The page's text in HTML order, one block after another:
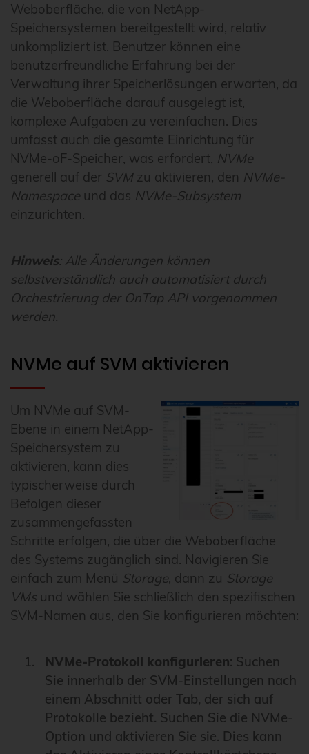
Weboberfläche, die von NetApp-
Speichersystemen bereitgestellt wird, relativ
unkompliziert ist. Benutzer können eine
benutzerfreundliche Erfahrung bei der
Verwaltung ihrer Speicherlösungen erwarten, da
die Weboberfläche darauf ausgelegt ist,
komplexe Aufgaben zu vereinfachen. Dies
umfasst auch die gesamte Einrichtung für
NVMe-oF-Speicher, was erfordert, NVMe
generell auf der SVMzu aktivieren, den NVMe-
Namespace und das NVMe-Subsystem
einzurichten.
Hinweis: Alle Änderungen können
selbstverständlich auch automatisiert durch
Orchestrierung der OnTap API vorgenommen
werden.
NVMe auf SVM aktivieren
Um NVMe auf SVM-
Ebene in einem NetApp-
Speichersystem zu
aktivieren, kann dies
typischerweise durch
Befolgen dieser
zusammengefassten
Schritte erfolgen, die über die Weboberfläche
des Systems zugänglich sind. Navigieren Sie
einfach zum Menü Storage, dann zu Storage
VMs und wählen Sie schließlich den spezifischen
SVM-Namen aus, den Sie konfigurieren möchten:
NVMe-Protokoll konfigurieren: Suchen
Sie innerhalb der SVM-Einstellungen nach
einem Abschnitt oder Tab, der sich auf
Protokolle bezieht. Suchen Sie die NVMe-
Option und aktivieren Sie sie. Dies kann